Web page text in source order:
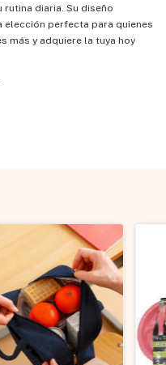
diaria. Su diseño
elección perfecta para quienes
más y adquiere la tuya hoy